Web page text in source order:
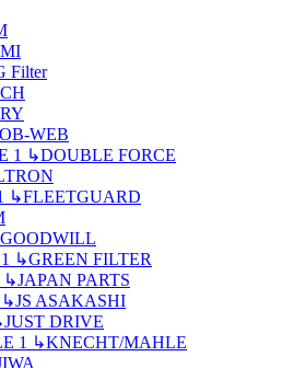
Filter
WEB
↳DOUBLE FORCE
↳FLEETGUARD
GOODWILL
↳GREEN FILTER
↳JAPAN PARTS
↳JS ASAKASHI
JUST DRIVE
↳KNECHT/MAHLE